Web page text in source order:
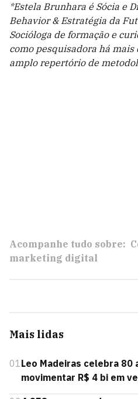
*Estela Brunhara é Sócia e
Behavior & Estratégia da
Socióloga de formação e
como pesquisadora há mais
amplo repertório de
Acompanhe tudo sobre:
marketing digital
Mais lidas
01Leo Madeiras celebra 80
movimentar R$ 4 bi em